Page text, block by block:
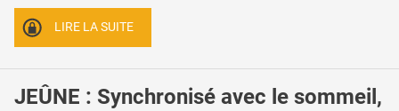
LIRE LA SUITE
JEÛNE : Synchronisé avec le sommeil,